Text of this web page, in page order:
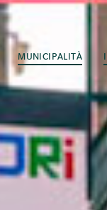
MUNICIPALITÀ